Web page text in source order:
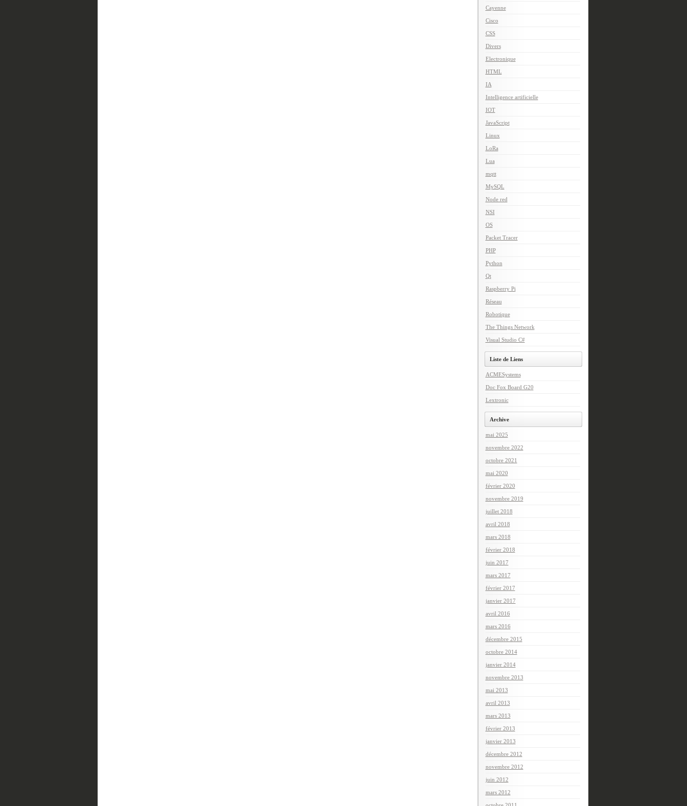
Cayenne
Cisco
CSS
Divers
Electronique
HTML
IA
Intelligence artificielle
IOT
JavaScript
Linux
LoRa
Lua
mqtt
MySQL
Node red
NSI
OS
Packet Tracer
PHP
Python
Qt
Raspberry Pi
Réseau
Robotique
The Things Network
Visual Studio C#
Liste de Liens
ACMESystems
Doc Fox Board G20
Lextronic
Archive
mai 2025
novembre 2022
octobre 2021
mai 2020
février 2020
novembre 2019
juillet 2018
avril 2018
mars 2018
février 2018
juin 2017
mars 2017
février 2017
janvier 2017
avril 2016
mars 2016
décembre 2015
octobre 2014
janvier 2014
novembre 2013
mai 2013
avril 2013
mars 2013
février 2013
janvier 2013
décembre 2012
novembre 2012
juin 2012
mars 2012